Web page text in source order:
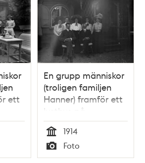
ett
En grupp människor
(troligen familjen
Hanner) framför ett
lusthus på
Bondegatan 8
(nuvarande
Bondegatan 18-20).
Tid
1914
Typ
Foto